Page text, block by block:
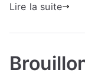
Lire la suite